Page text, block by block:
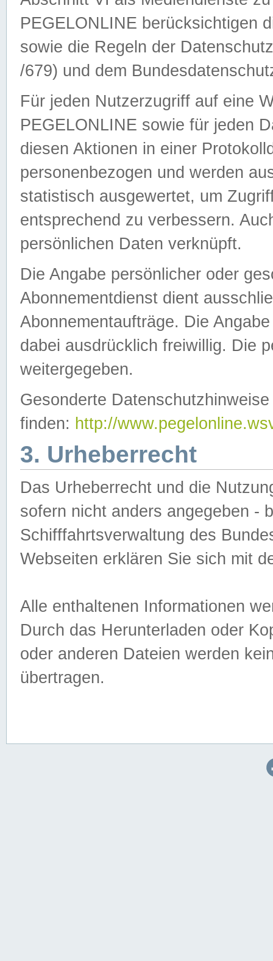
PEGELONLINE berücksichtigen
sowie die Regeln der
/679) und dem
Für jeden Nutzerzugriff auf eine
PEGELONLINE sowie für jeden
diesen Aktionen in einer
personenbezogen und werden
statistisch ausgewertet, um
entsprechend zu verbessern.
persönlichen Daten verknüpft.
Die Angabe persönlicher oder
Abonnementdienst dient
Abonnementaufträge. Die
dabei ausdrücklich freiwillig. Die
weitergegeben.
Gesonderte
finden: http://
3. Urheberrecht
Das Urheberrecht und die
sofern nicht anders angegeben -
Schifffahrtsverwaltung des
Webseiten erklären Sie sich mit
Alle enthaltenen Informationen
Durch das Herunterladen oder
oder anderen Dateien werden
übertragen.